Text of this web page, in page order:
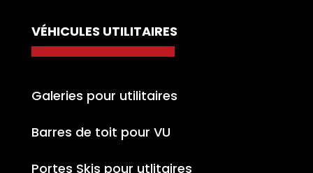
VÉHICULES UTILITAIRES
Galeries pour utilitaires
Barres de toit pour VU
Portes Skis pour utlitaires